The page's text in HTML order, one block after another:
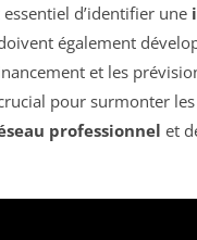
d’identifier une
également
et les
pour surmonter
professionnel et